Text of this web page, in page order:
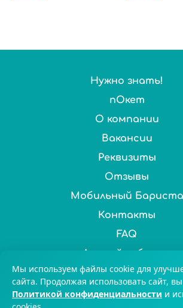
Нужно знать!
пОкет
О компании
Вакансии
Реквизиты
Отзывы
Мобильный Бариста
Контакты
FAQ
Личный кабинет
Нас выбирают более 100 000
всей России. © 2025
Мы используем файлы cookie для
сайта. Продолжая использовать сайт,
Политикой конфиденциальности и